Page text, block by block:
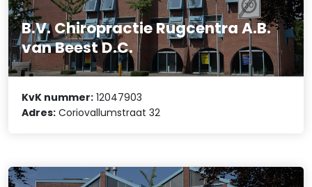
B.V. Chiropractie Rugcentra A.B.
van Beest D.C.
KvK nummer: 12047903
Adres: Coriovallumstraat 32